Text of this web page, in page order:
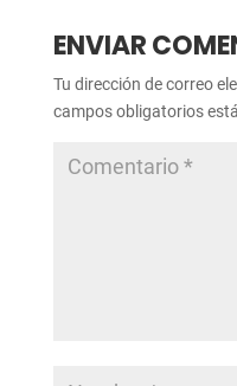
ENVIAR
Tu dirección de correo
campos obligatorios